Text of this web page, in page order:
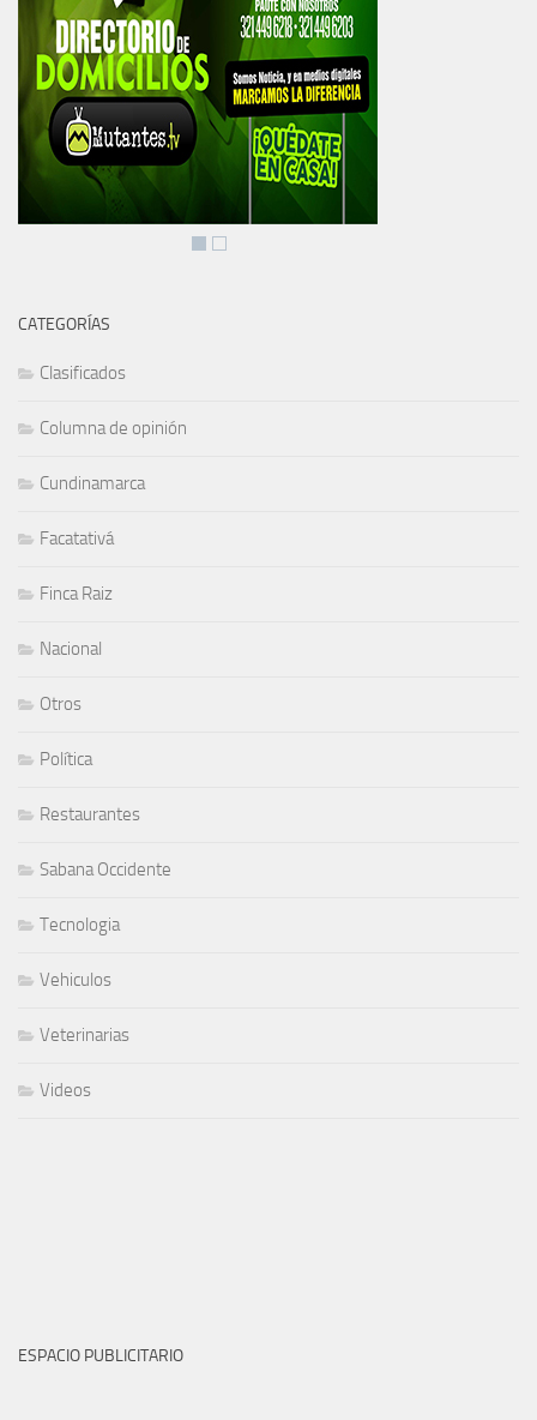
CATEGORÍAS
Clasificados
Columna de opinión
Cundinamarca
Facatativá
Finca Raiz
Nacional
Otros
Política
Restaurantes
Sabana Occidente
Tecnologia
Vehiculos
Veterinarias
Videos
ESPACIO PUBLICITARIO